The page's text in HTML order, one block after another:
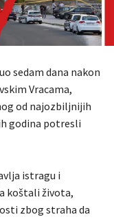
sedam dana nakon
Vracama,
od najozbiljnijih
godina potresli
istragu i
koštali života,
zbog straha da